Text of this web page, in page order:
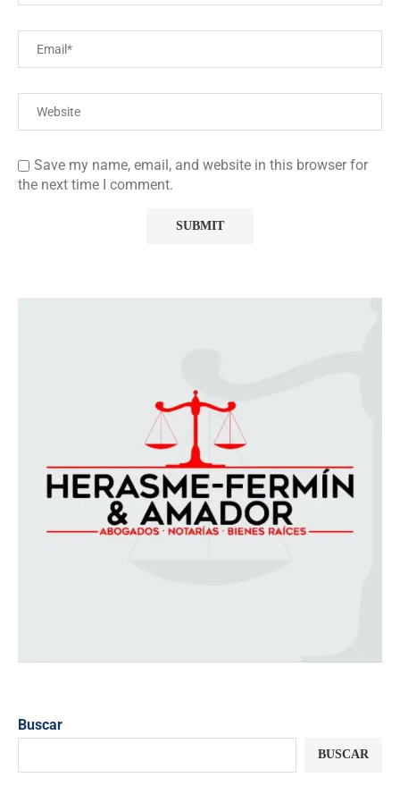
Save my name, email, and website in this browser for
the next time I comment.
Buscar
BUSCAR